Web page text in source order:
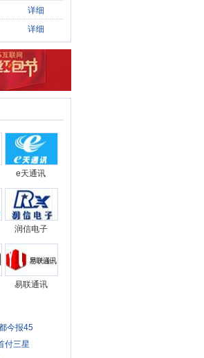
详细
详细
e天通讯
润信电子
易联通讯
今报45
付三星